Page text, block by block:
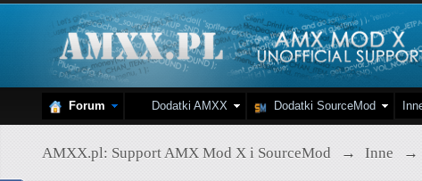
Forum Dodatki AMXX Dodatki SourceMod
AMXX.pl: Support AMX Mod X i SourceMod → Inne →